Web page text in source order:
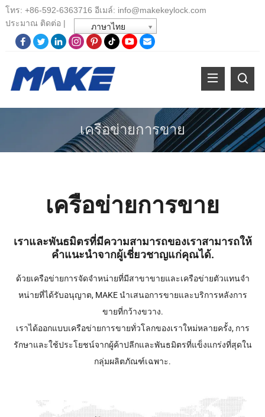
โทร: +86-592-6363716 อีเมล์: info@makekeylock.com
ประมาณ ติดต่อ | ภาษาไทย
เครือข่ายการขาย
เครือข่ายการขาย
เราและพันธมิตรที่มีความสามารถของเราสามารถให้
คําแนะนําจากผู้เชี่ยวชาญแก่คุณได้.
ด้วยเครือข่ายการจัดจําหน่ายที่มีสาขาขายและเครือข่ายตัวแทนจํา
หน่ายที่ได้รับอนุญาต, MAKE นําเสนอการขายและบริการหลังการ
ขายที่กว้างขวาง.
เราได้ออกแบบเครือข่ายการขายทั่วโลกของเราใหม่หลายครั้ง, การ
รักษาและใช้ประโยชน์จากผู้ค้าปลีกและพันธมิตรที่แข็งแกร่งที่สุดใน
กลุ่มผลิตภัณฑ์เฉพาะ.